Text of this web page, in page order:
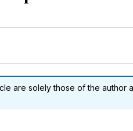
are solely those of the author